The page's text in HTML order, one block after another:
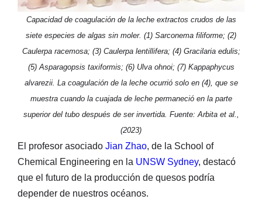
Capacidad de coagulación de la leche extractos crudos de las
siete especies de algas sin moler. (1) Sarconema filiforme; (2)
Caulerpa racemosa; (3) Caulerpa lentillifera; (4) Gracilaria edulis;
(5) Asparagopsis taxiformis; (6) Ulva ohnoi; (7) Kappaphycus
alvarezii. La coagulación de la leche ocurrió solo en (4), que se
muestra cuando la cuajada de leche permaneció en la parte
superior del tubo después de ser invertida. Fuente: Arbita et al.,
(2023)
El profesor asociado Jian Zhao, de la School of
Chemical Engineering en la UNSW Sydney, destacó
que el futuro de la producción de quesos podría
depender de nuestros océanos.